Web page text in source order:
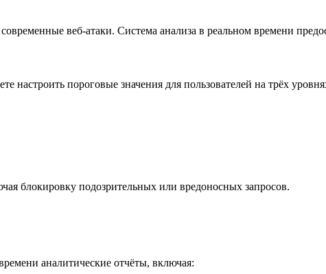
веб-атаки. Система анализа в реальном времени
настроить пороговые значения для пользователей на трёх
блокировку подозрительных или вредоносных запросов.
аналитические отчёты, включая: